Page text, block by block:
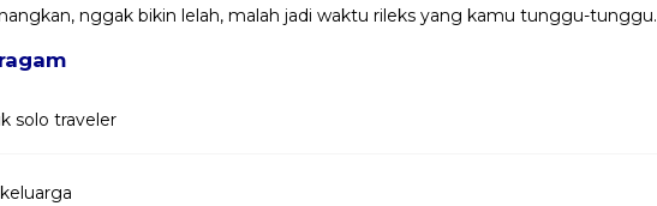
nggak bikin lelah, malah jadi waktu rileks yang kamu tunggu-tunggu.
solo traveler